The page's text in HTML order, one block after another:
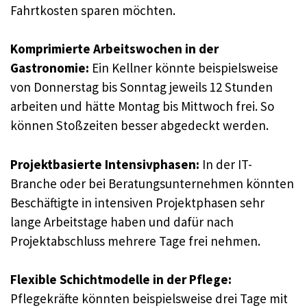
Fahrtkosten sparen möchten.
Komprimierte Arbeitswochen in der
Gastronomie: Ein Kellner könnte beispielsweise
von Donnerstag bis Sonntag jeweils 12 Stunden
arbeiten und hätte Montag bis Mittwoch frei. So
können Stoßzeiten besser abgedeckt werden.
Projektbasierte Intensivphasen: In der IT-
Branche oder bei Beratungsunternehmen könnten
Beschäftigte in intensiven Projektphasen sehr
lange Arbeitstage haben und dafür nach
Projektabschluss mehrere Tage frei nehmen.
Flexible Schichtmodelle in der Pflege:
Pflegekräfte könnten beispielsweise drei Tage mit